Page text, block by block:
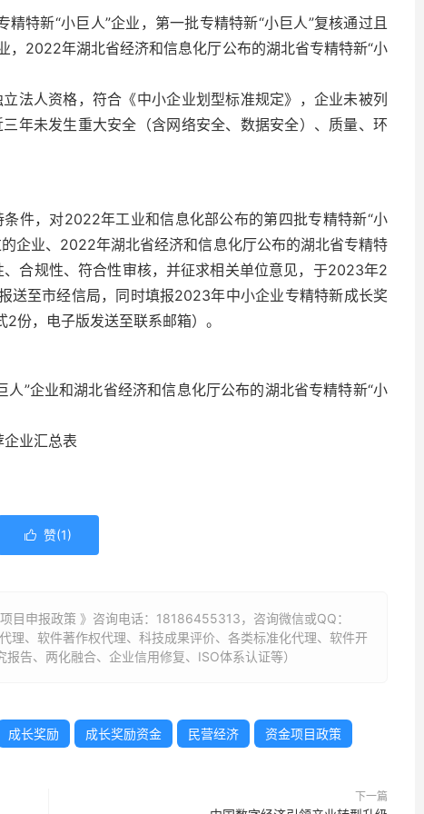
特新“小巨人”企业，第一批专精特新“小巨人”复核通过且
，2022年湖北省经济和信息化厅公布的湖北省专精特新“小
法人资格，符合《中小企业划型标准规定》，企业未被列
年未发生重大安全（含网络安全、数据安全）、质量、环
件，对2022年工业和信息化部公布的第四批专精特新“小
企业、2022年湖北省经济和信息化厅公布的湖北省专精特
、合规性、符合性审核，并征求相关单位意见，于2023年2
送至市经信局，同时填报2023年中小企业专精特新成长奖
份，电子版发送至联系邮箱）。
”企业和湖北省经济和信息化厅公布的湖北省专精特新“小
业汇总表
 赞(1)
目申报政策 》咨询电话： 18186455313，咨询微信或QQ：
、软件著作权代理、科技成果评价、各类标准化代理、软件开
告、两化融合、企业信用修复、ISO体系认证等）
成长奖励 成长奖励资金 民营经济 资金项目政策
下一篇